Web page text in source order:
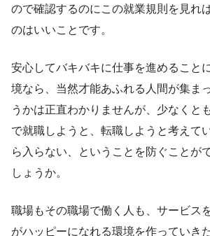
ので確認するのにこの就業規則を見れ
のはいいことです。
安心してバキバキに仕事を進めること
境なら、当然才能あふれる人間が集ま
うかは正直わかりませんが、少なくと
で就職しようと、転職しようと考えて
ら入らない、ということを防ぐことが
しょうか。
職場もその職場で働く人も、サービス
がハッピーになれる環境を作っていき